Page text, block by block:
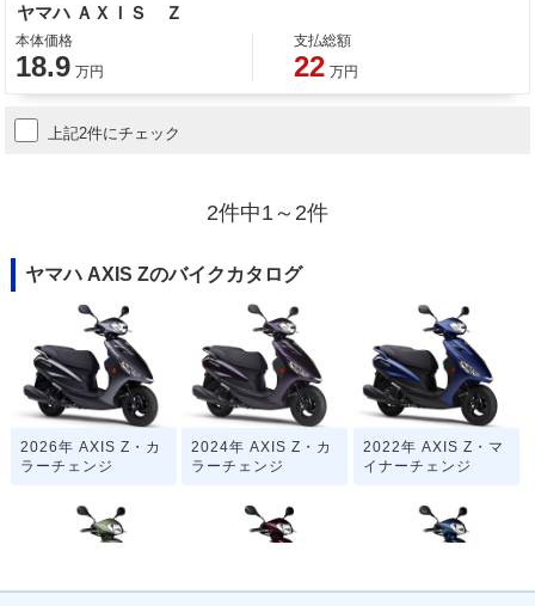
ヤマハ ＡＸＩＳ Ｚ
本体価格
18.9 万円
支払総額
22 万円
上記2件にチェック
2件中1～2件
ヤマハ AXIS Zのバイクカタログ
2026年 AXIS Z・カ
ラーチェンジ
2024年 AXIS Z・カ
ラーチェンジ
2022年 AXIS Z・マ
イナーチェンジ